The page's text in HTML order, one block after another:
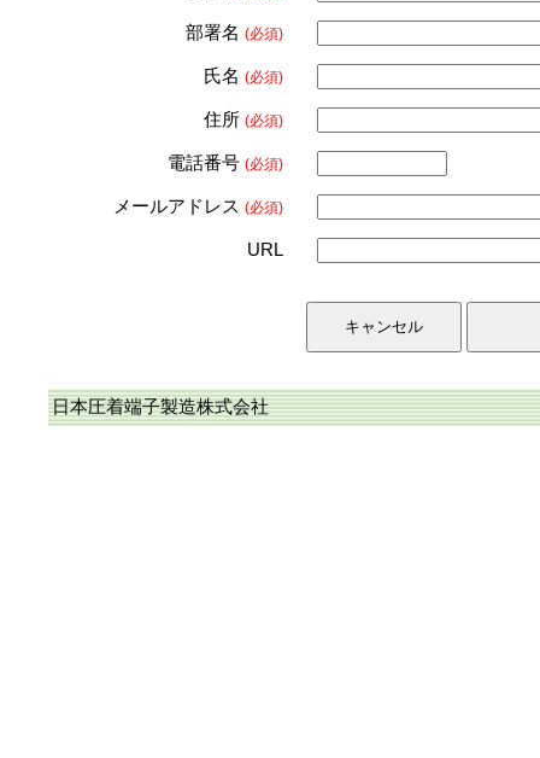
部署名 (必須)
氏名 (必須)
住所 (必須)
電話番号 (必須)
メールアドレス (必須)
URL
日本圧着端子製造株式会社